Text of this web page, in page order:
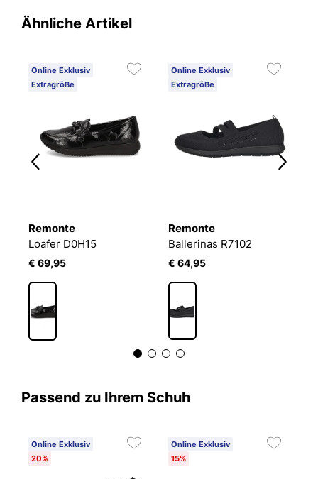
Ähnliche Artikel
Online Exklusiv
Extragröße
Remonte
Loafer D0H15
€ 69,95
Online Exklusiv
Extragröße
Remonte
Ballerinas R7102
€ 64,95
Passend zu Ihrem Schuh
Online Exklusiv
20%
Online Exklusiv
15%